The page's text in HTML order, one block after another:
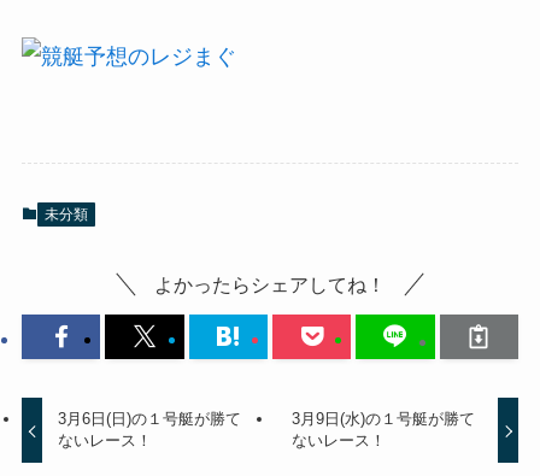
未分類
よかったらシェアしてね！
3月6日(日)の１号艇が勝て
ないレース！
3月9日(水)の１号艇が勝て
ないレース！